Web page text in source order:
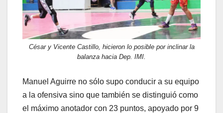
César y Vicente Castillo, hicieron lo posible por inclinar la
balanza hacia Dep. IMI.
Manuel Aguirre no sólo supo conducir a su equipo
a la ofensiva sino que también se distinguió como
el máximo anotador con 23 puntos, apoyado por 9